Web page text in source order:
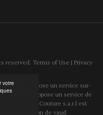
votre
reserved. Terms of Use | Privacy
qui propose un service sur-
couture propose un service de
& Chris Couture s.a.r.l est
du canton de vaud